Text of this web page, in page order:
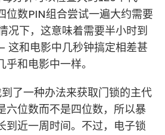
位数PIN组合尝试一遍大约需要
况下，这意味着需要半小时到
这和电影中几秒钟搞定相差甚
和电影中一样。
了一种办法来获取门锁的主代
六位数而不是四位数，所以暴
到近一周时间。不过，电子锁